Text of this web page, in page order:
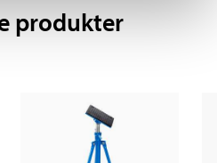
produkter